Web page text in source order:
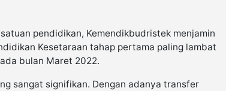
pendidikan, Kemendikbudristek menjamin
Kesetaraan tahap pertama paling lambat
bulan Maret 2022.
sangat signifikan. Dengan adanya transfer